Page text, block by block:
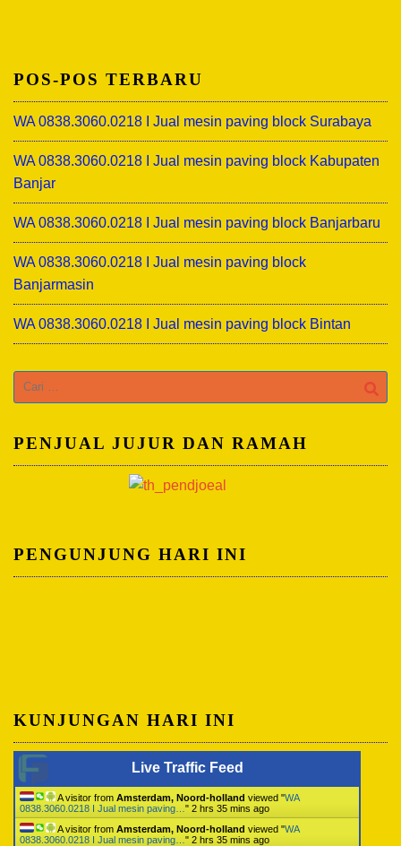
POS-POS TERBARU
WA 0838.3060.0218 I Jual mesin paving block Surabaya
WA 0838.3060.0218 I Jual mesin paving block Kabupaten
Banjar
WA 0838.3060.0218 I Jual mesin paving block Banjarbaru
WA 0838.3060.0218 I Jual mesin paving block
Banjarmasin
WA 0838.3060.0218 I Jual mesin paving block Bintan
Cari
untuk:
PENJUAL JUJUR DAN RAMAH
PENGUNJUNG HARI INI
KUNJUNGAN HARI INI
Live Traffic Feed
A visitor from Amsterdam, Noord-holland viewed "WA
0838.3060.0218 I Jual mesin paving… " 2 hrs 35 mins ago
A visitor from Amsterdam, Noord-holland viewed "WA
0838.3060.0218 I Jual mesin paving… " 2 hrs 35 mins ago